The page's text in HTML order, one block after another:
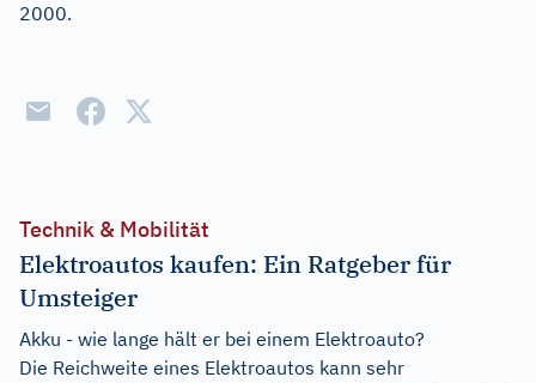
2000.
Technik & Mobilität
Elektroautos kaufen: Ein Ratgeber für
Umsteiger
Akku - wie lange hält er bei einem Elektroauto?
Die Reichweite eines Elektroautos kann sehr